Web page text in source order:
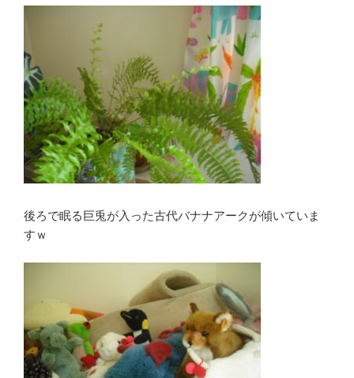
後ろで眠る巨兎が入った古代バナナアークが傾いていま
すｗ